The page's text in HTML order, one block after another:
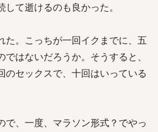
て逝けるのも良かった。
た。こっちが一回イクまでに、五
はないだろうか。そうすると、
のセックスで、十回はいっている
で、一度、マラソン形式？でやっ